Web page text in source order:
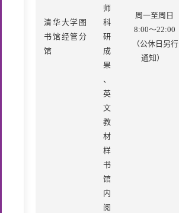
清华大学图
书馆经管分
馆
师
科
研
成
果
、
英
文
教
材
样
书
馆
内
阅
周一至周日
8:00～22:00
（公休日另行
通知）